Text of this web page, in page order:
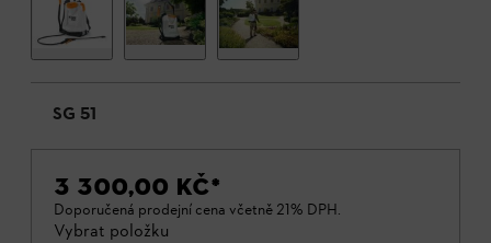
SG 51
3 300,00 KČ*
Doporučená prodejní cena včetně 21% DPH.
Vybrat položku